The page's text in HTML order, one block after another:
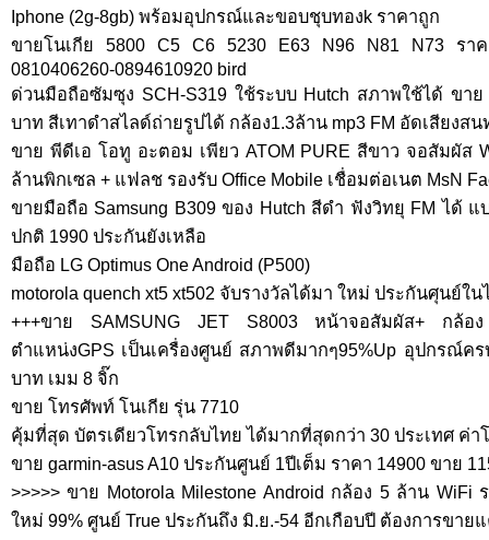
Iphone (2g-8gb) พร้อมอุปกรณ์และขอบชุบทองk ราคาถูก
ขายโนเกีย 5800 C5 C6 5230 E63 N96 N81 N73 ราค
0810406260-0894610920 bird
ด่วนมือถือซัมซุง SCH-S319 ใช้ระบบ Hutch สภาพใช้ได้ ขา
บาท สีเทาดำสไลด์ถ่ายรูปได้ กล้อง1.3ล้าน mp3 FM อัดเสียงส
ขาย พีดีเอ โอทู อะตอม เพียว ATOM PURE สีขาว จอสัมผัส
ล้านพิกเซล + แฟลช รองรับ Office Mobile เชื่อมต่อเนต MsN
ขายมือถือ Samsung B309 ของ Hutch สีดำ ฟังวิทยุ FM ได้
ปกติ 1990 ประกันยังเหลือ
มือถือ LG Optimus One Android (P500)
motorola quench xt5 xt502 จับรางวัลได้มา ใหม่ ประกันศุนย์ใ
+++ขาย SAMSUNG JET S8003 หน้าจอสัมผัส+ กล้อ
ตำแหน่งGPS เป็นเครื่องศูนย์ สภาพดีมากๆ95%Up อุปกรณ์ค
บาท เมม 8 จิ๊ก
ขาย โทรศัพท์ โนเกีย รุ่น 7710
คุ้มที่สุด บัตรเดียวโทรกลับไทย ได้มากที่สุดกว่า 30 ประเทศ ค่า
ขาย garmin-asus A10 ประกันศูนย์ 1ปีเต็ม ราคา 14900 ขาย
>>>>> ขาย Motorola Milestone Android กล้อง 5 ล้าน WiFi
ใหม่ 99% ศูนย์ True ประกันถึง มิ.ย.-54 อีกเกือบปี ต้องการขาย